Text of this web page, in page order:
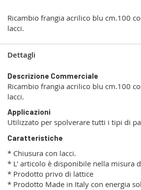
Ricambio frangia acrilico blu cm.100
lacci.
Dettagli
Descrizione Commerciale
Ricambio frangia acrilico blu cm.100
lacci.
Applicazioni
Utilizzato per spolverare tutti i tipi di
Caratteristiche
* Chiusura con lacci.
* L' articolo è disponibile nella misura
* Prodotto privo di lattice
* Prodotto Made in Italy con energia